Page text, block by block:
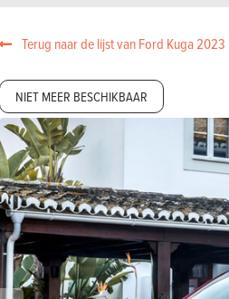
Terug naar de lijst van Ford Kuga 2023
NIET MEER BESCHIKBAAR